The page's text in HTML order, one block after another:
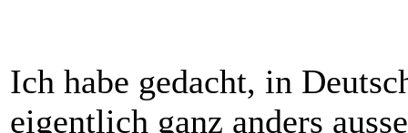
Ich habe gedacht, in
eigentlich ganz anders